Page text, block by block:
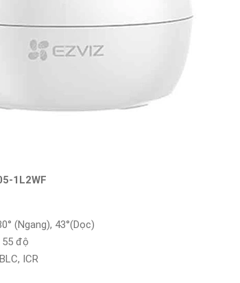
1L2WF
(Ngang), 43°(Dọc)
55 độ
ICR